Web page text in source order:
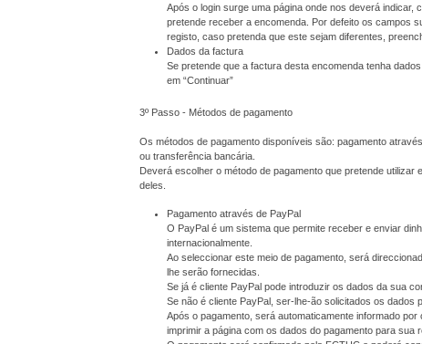
Após o login surge uma página onde nos deverá
pretende receber a encomenda. Por defeito os campos
registo, caso pretenda que este sejam diferentes,
Dados da factura
Se pretende que a factura desta encomenda tenha
em “Continuar”
3º Passo - Métodos de pagamento
Os métodos de pagamento disponíveis são: pagamento
ou transferência bancária.
Deverá escolher o método de pagamento que pretende
deles.
Pagamento através de PayPal
O PayPal é um sistema que permite receber e enviar
internacionalmente.
Ao seleccionar este meio de pagamento, será
lhe serão fornecidas.
Se já é cliente PayPal pode introduzir os dados da sua
Se não é cliente PayPal, ser-lhe-ão solicitados os dados
Após o pagamento, será automaticamente informado
imprimir a página com os dados do pagamento para sua